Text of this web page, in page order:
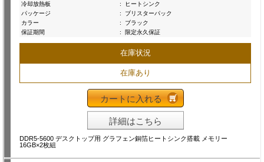
冷却放熱板
:
ヒートシンク
パッケージ
:
ブリスターパック
カラー
:
ブラック
保証期間
: 限定永久保証
在庫状況
在庫あり
カートに入れる
詳細はこちら
DDR5-5600 デスクトップ用 グラフェン銅箔ヒートシンク搭載 メモリー
16GB×2枚組